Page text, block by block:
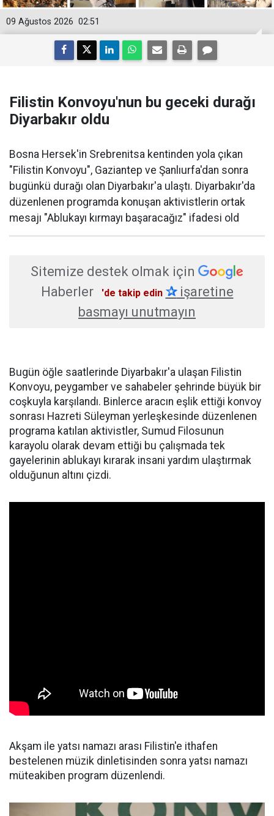
02:51
09 Ağustos 2026
Filistin Konvoyu'nun bu geceki durağı
Diyarbakır oldu
Bosna Hersek'in Srebrenitsa kentinden yola çıkan
"Filistin Konvoyu", Gaziantep ve Şanlıurfa'dan sonra
bugünkü durağı olan Diyarbakır'a ulaştı. Diyarbakır'da
düzenlenen programda konuşan aktivistlerin ortak
mesajı "Ablukayı kırmayı başaracağız" ifadesi old
Sitemize destek olmak için
Haberler
'de takip edin ✰işaretine
basmayı unutmayın
Bugün öğle saatlerinde Diyarbakır'a ulaşan Filistin
Konvoyu, peygamber ve sahabeler şehrinde büyük bir
coşkuyla karşılandı. Binlerce aracın eşlik ettiği konvoy
sonrası Hazreti Süleyman yerleşkesinde düzenlenen
programa katılan aktivistler, Sumud Filosunun
karayolu olarak devam ettiği bu çalışmada tek
gayelerinin ablukayı kırarak insani yardım ulaştırmak
olduğunun altını çizdi.
Akşam ile yatsı namazı arası Filistin'e ithafen
bestelenen müzik dinletisinden sonra yatsı namazı
müteakiben program düzenlendi.